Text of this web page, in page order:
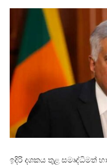
ඉදිරි දශකය තුළ සමෘද්ධිමත් හා